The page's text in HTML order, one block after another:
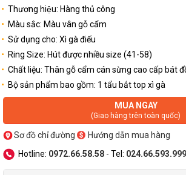
Thương hiệu: Hàng thủ công
Màu sắc: Màu vân gỗ cẩm
Sử dụng cho: Xì gà điếu
Ring Size: Hút được nhiều size (41-58)
Chất liệu: Thân gỗ cẩm cán sừng cao cấp bát
Bộ sản phẩm bao gồm: 1 tẩu bắt top xì gà
MUA NGAY
(Giao hàng trên toàn quốc)
Sơ đồ chỉ đường
Hướng dẫn mua hàng
Hotline: 0972.66.58.58 - Tel: 024.66.593.999